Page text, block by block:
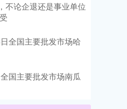
不论企退还是事业单位
全国主要批发市场哈
国主要批发市场南瓜